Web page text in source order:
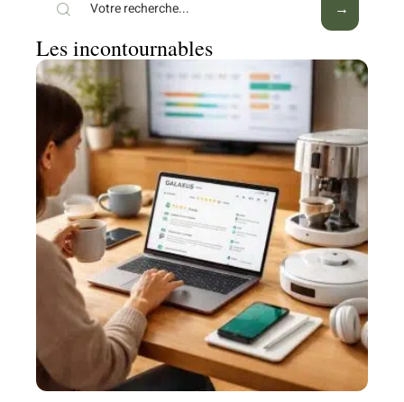
Les incontournables